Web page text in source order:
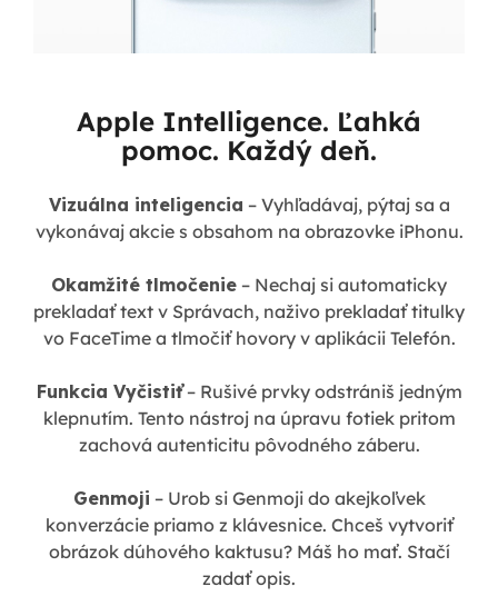
Apple Intelligence. Ľahká
pomoc. Každý deň.
Vizuálna inteligencia – Vyhľadávaj, pýtaj sa a
vykonávaj akcie s obsahom na obrazovke iPhonu.
Okamžité tlmočenie – Nechaj si automaticky
prekladať text v Správach, naživo prekladať titulky
vo FaceTime a tlmočiť hovory v aplikácii Telefón.
Funkcia Vyčistiť– Rušivé prvky odstrániš jedným
klepnutím. Tento nástroj na úpravu fotiek pritom
zachová autenticitu pôvodného záberu.
Genmoji – Urob si Genmoji do akejkoľvek
konverzácie priamo z klávesnice. Chceš vytvoriť
obrázok dúhového kaktusu? Máš ho mať. Stačí
zadať opis.